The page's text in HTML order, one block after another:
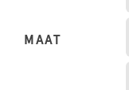
MAAT